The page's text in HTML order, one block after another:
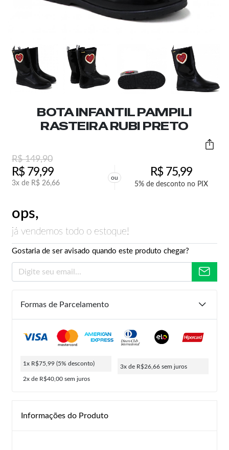
BOTA INFANTIL PAMPILI
RASTEIRA RUBI PRETO
R$149,90
R$79,99
3x de R$ 26,66
ou R$75,99
5% de desconto no PIX
ops,
já vendemos todo o estoque!
Gostaria de ser avisado quando este produto chegar?
Formas de Parcelamento
1x R$75,99 (5% desconto)
2x de R$40,00 sem juros
3x de R$26,66 sem juros
Informações do Produto